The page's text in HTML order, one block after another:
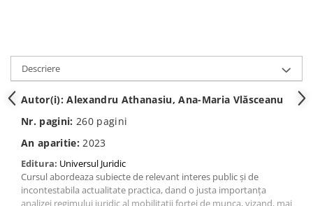
Evenimentul Istoric
Evenimentul istoric - editii
electronice
Descriere
Autor(i): Alexandru Athanasiu, Ana-Maria Vlăsceanu
Nr. pagini: 260 pagini
An aparitie: 2023
Editura: Universul Juridic
Cursul abordeaza subiecte de relevant interes public și de
incontestabila actualitate practica, dand o justa importanța
analizei regimului juridic al mobilitații forței de munca, vizand, mai